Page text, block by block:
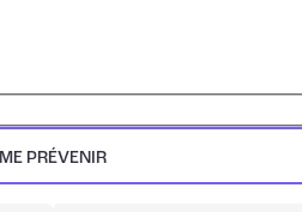
ME PRÉVENIR